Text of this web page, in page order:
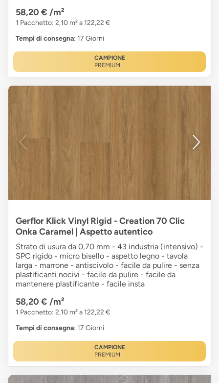
58,20 € /m²
1 Pacchetto: 2,10 m² a 122,22 €
Tempi di consegna: 17 Giorni
CAMPIONE
PREMIUM
Gerflor Klick Vinyl Rigid - Creation 70 Clic
Onka Caramel | Aspetto autentico
Strato di usura da 0,70 mm - 43 industria (intensivo) -
SPC rigido - micro bisello - aspetto legno - tavola
larga - marrone - antiscivolo - facile da pulire - senza
plastificanti nocivi - facile da pulire - facile da
mantenere plastificante - facile insta
58,20 € /m²
1 Pacchetto: 2,10 m² a 122,22 €
Tempi di consegna: 17 Giorni
CAMPIONE
PREMIUM